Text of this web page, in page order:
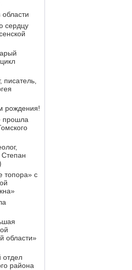
области
сердцу
писатель,
рождения!
прошла
Степан
топора» с
области»
отдел
района